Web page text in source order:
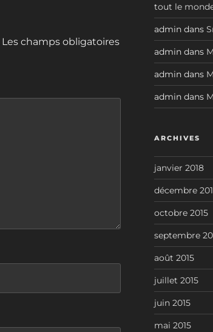
Les champs obligatoires
tout le
admindans
admindans
admindans
admindans
ARCHIVES
janvier 2018
décembre
octobre 2015
septembre
août 2015
juillet 2015
juin 2015
mai 2015